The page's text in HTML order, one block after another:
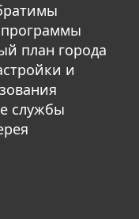
план города
и
службы